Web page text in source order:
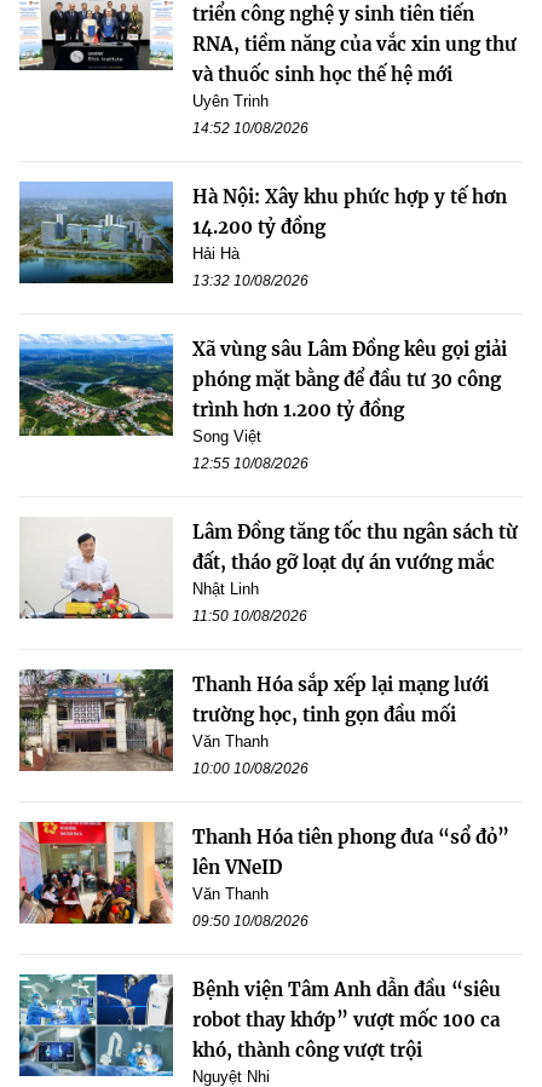
triển công nghệ y sinh tiên tiến
RNA, tiềm năng của vắc xin ung thư
và thuốc sinh học thế hệ mới
Uyên Trinh
14:52 10/08/2026
Hà Nội: Xây khu phức hợp y tế hơn
14.200 tỷ đồng
Hải Hà
13:32 10/08/2026
Xã vùng sâu Lâm Đồng kêu gọi giải
phóng mặt bằng để đầu tư 30 công
trình hơn 1.200 tỷ đồng
Song Việt
12:55 10/08/2026
Lâm Đồng tăng tốc thu ngân sách từ
đất, tháo gỡ loạt dự án vướng mắc
Nhật Linh
11:50 10/08/2026
Thanh Hóa sắp xếp lại mạng lưới
trường học, tinh gọn đầu mối
Văn Thanh
10:00 10/08/2026
Thanh Hóa tiên phong đưa “sổ đỏ”
lên VNeID
Văn Thanh
09:50 10/08/2026
Bệnh viện Tâm Anh dẫn đầu “siêu
robot thay khớp” vượt mốc 100 ca
khó, thành công vượt trội
Nguyệt Nhi